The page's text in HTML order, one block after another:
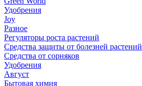
Удобрения
Joy
Разное
Регуляторы роста растений
Средства защиты от болезней растений
Средства от сорняков
Удобрения
Август
Бытовая химия